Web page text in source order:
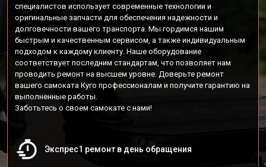
специалистов использует современные технологии и
оригинальные запчасти для обеспечения надежности и
долговечности вашего транспорта. Мы гордимся нашим
быстрым и качественным сервисом, а также индивидуальным
подходом к каждому клиенту. Наше оборудование
соответствует последним стандартам, что позволяет нам
проводить ремонт на высшем уровне. Доверьте ремонт
вашего самоката Куго профессионалам и получите гарантию на
выполненные работы.
Заботьтесь о своем самокате с нами!
Экспрес1 ремонт в день обращения